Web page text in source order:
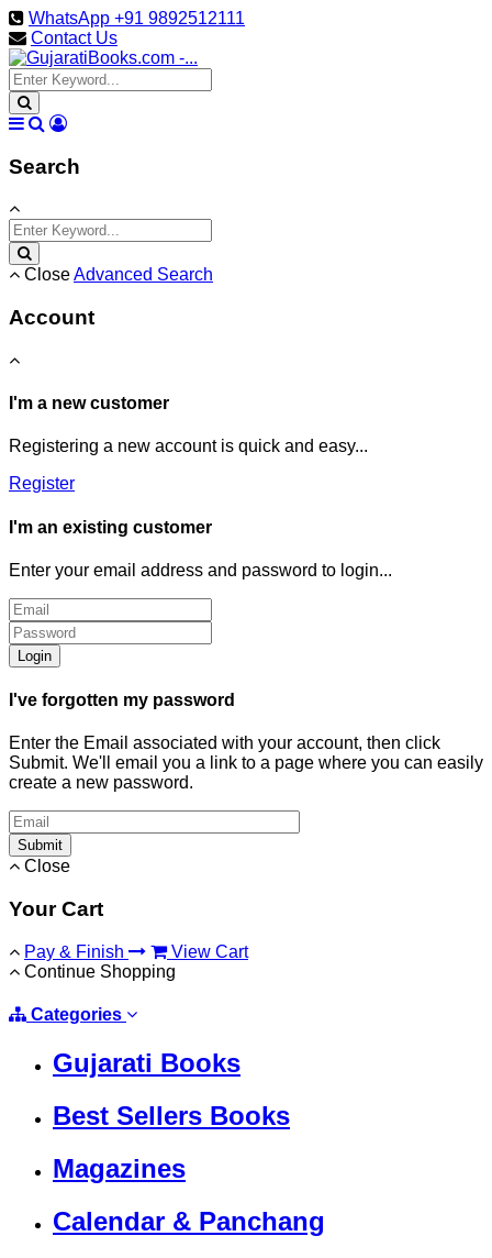
WhatsApp +91 9892512111
Contact Us
Search
CloseAdvanced Search
Account
I'm a new customer
Registering a new account is quick and easy...
Register
I'm an existing customer
Enter your email address and password to login...
Login
I've forgotten my password
Enter the Email associated with your account, then click
Submit. We'll email you a link to a page where you can easily
create a new password.
Submit
Close
Your Cart
Pay & Finish
View Cart
Continue Shopping
Categories
Gujarati Books
Best Sellers Books
Magazines
Calendar & Panchang